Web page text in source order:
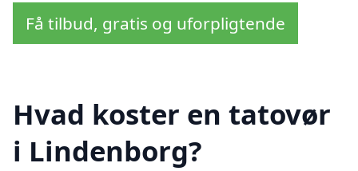
Få tilbud, gratis og uforpligtende
Hvad koster en tatovør
i Lindenborg?